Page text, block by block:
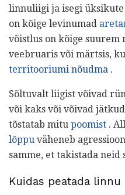
linnuliigi ja isegi
on kõige levinumad
võistlus on kõige suurem
veebruaris või märtsis,
territooriumi nõudma .
Sõltuvalt liigist võivad
või kaks või võivad
tõstatab mitu poomist .
lõppu väheneb
samme, et takistada neid
Kuidas peatada linnu